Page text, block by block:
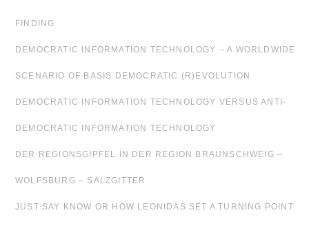
FINDING
DEMOCRATIC INFORMATION TECHNOLOGY – A WORLDWIDE
SCENARIO OF BASIS DEMOCRATIC (R)EVOLUTION
DEMOCRATIC INFORMATION TECHNOLOGY VERSUS ANTI-
DEMOCRATIC INFORMATION TECHNOLOGY
DER REGIONSGIPFEL IN DER REGION BRAUNSCHWEIG –
WOLFSBURG – SALZGITTER
JUST SAY KNOW OR HOW LEONIDAS SET A TURNING POINT